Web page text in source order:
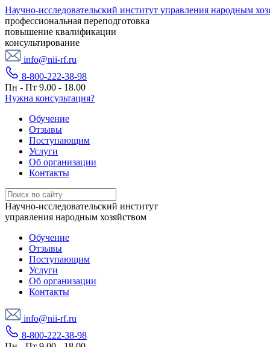
Научно-исследовательский институт управления народным
профессиональная переподготовка
повышение квалификации
консультирование
info@nii-rf.ru
8-800-222-38-98
Пн - Пт 9.00 - 18.00
Нужна консультация?
Обучение
Отзывы
Поступающим
Услуги
Об организации
Контакты
Научно-исследовательский институт
управления народным хозяйством
Обучение
Отзывы
Поступающим
Услуги
Об организации
Контакты
info@nii-rf.ru
8-800-222-38-98